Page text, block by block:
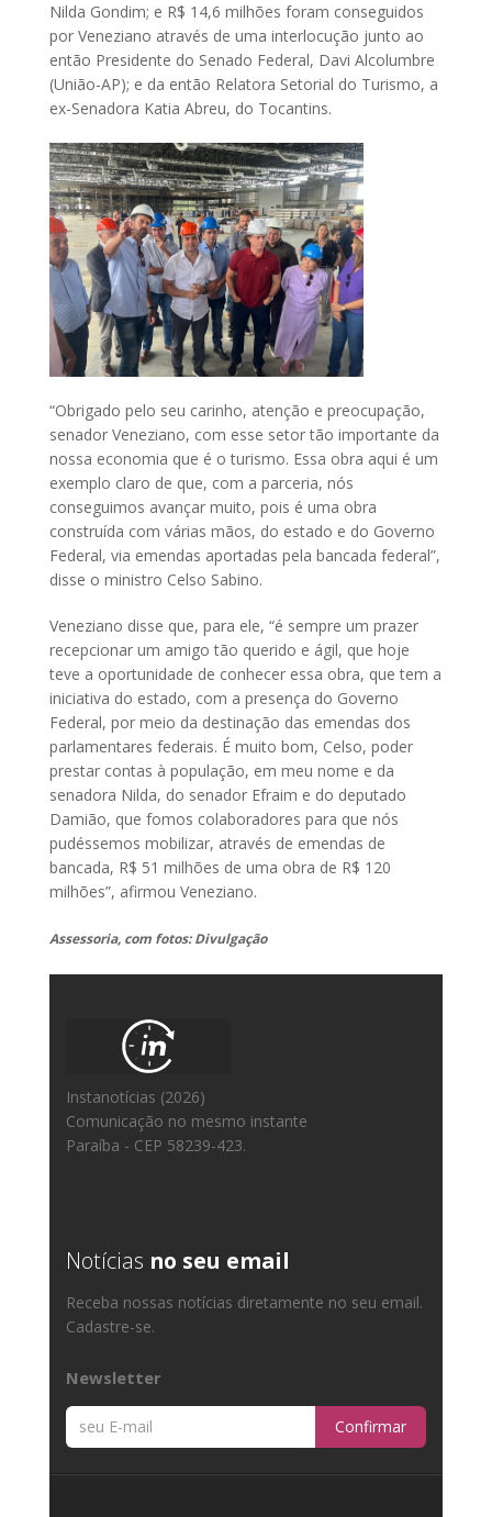
Nilda Gondim; e R$ 14,6 milhões foram conseguidos
por Veneziano através de uma interlocução junto ao
então Presidente do Senado Federal, Davi Alcolumbre
(União-AP); e da então Relatora Setorial do Turismo, a
ex-Senadora Katia Abreu, do Tocantins.
“Obrigado pelo seu carinho, atenção e preocupação,
senador Veneziano, com esse setor tão importante da
nossa economia que é o turismo. Essa obra aqui é um
exemplo claro de que, com a parceria, nós
conseguimos avançar muito, pois é uma obra
construída com várias mãos, do estado e do Governo
Federal, via emendas aportadas pela bancada federal”,
disse o ministro Celso Sabino.
Veneziano disse que, para ele, “é sempre um prazer
recepcionar um amigo tão querido e ágil, que hoje
teve a oportunidade de conhecer essa obra, que tem a
iniciativa do estado, com a presença do Governo
Federal, por meio da destinação das emendas dos
parlamentares federais. É muito bom, Celso, poder
prestar contas à população, em meu nome e da
senadora Nilda, do senador Efraim e do deputado
Damião, que fomos colaboradores para que nós
pudéssemos mobilizar, através de emendas de
bancada, R$ 51 milhões de uma obra de R$ 120
milhões”, afirmou Veneziano.
Assessoria, com fotos: Divulgação
Instanotícias (2026)
Comunicação no mesmo instante
Paraíba - CEP 58239-423.
Notícias no seu email
Receba nossas notícias diretamente no seu email.
Cadastre-se.
Newsletter
Confirmar